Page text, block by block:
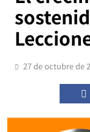
27 de octubre de